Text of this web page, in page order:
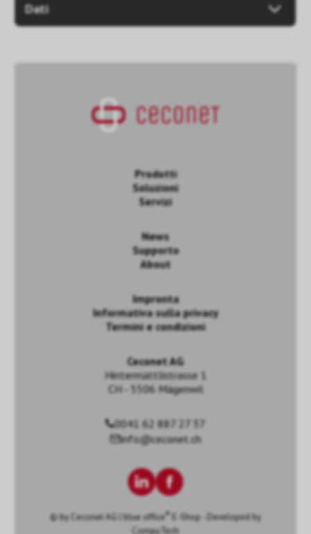
Dati
Prodotti
Soluzioni
Servizi
News
Supporto
About
Impronta
Informativa sulla privacy
Termini e condizioni
Ceconet AG
Hintermättlistrasse 1
CH - 5506 Mägenwil
0041 62 887 27 37
info@ceconet.ch
© by Ceconet AG blue office ®
E-Shop - Developed by
CompuTech